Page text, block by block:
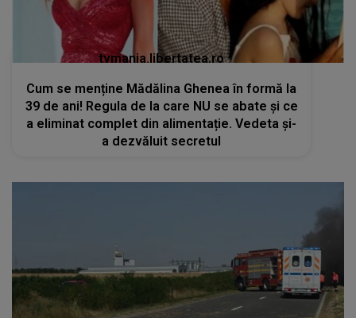
tvmania.libertatea.ro
Cum se menține Mădălina Ghenea în formă la
39 de ani! Regula de la care NU se abate și ce
a eliminat complet din alimentație. Vedeta și-
a dezvăluit secretul